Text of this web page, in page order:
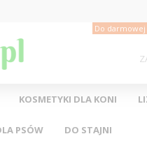
Do
KOSMETYKI DLA KONI
PSÓW DO STAJNI